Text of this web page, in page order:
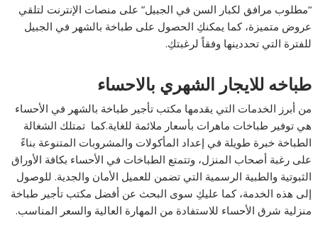
“مطلوب مرافق لكبار السن في الجبيل” على منصات الإنترنت لتلقي
عروض متميزة، كما يمكنكِ الحصول على طباخة بالشهر في الجبيل
للفترة التي تحددينها وفقاً لرغبتكِ.
طباخه للايجار الشهري بالاحساء
من أبرز الخدمات التي يقدمها مكتب تأجير طباخة بالشهر في الأحساء
هي توفير طباخات ماهرات بأسعار ملائمة للغاية.كما تمتلك الشغالة
الطباخة خبرة طويلة في إعداد المأكولات والمشروبات المتنوعة بناءً
على رغبة أصحاب المنزل، وتتمتع الطباخات في الأحساء بكافة الأوراق
الثبوتية والطبية الرسمية التي تضمن للعميل الأمان والجدية. للوصول
إلى هذه الخدمة، كما عليكِ سوى البحث عن أفضل مكتب تأجير طباخة
منزلية شرق الأحساء للاستفادة من المهارة العالية والسعر المناسب.